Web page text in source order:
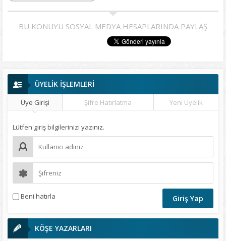
BU KONUYU SOSYAL MEDYA HESAPLARINDA PAYLAŞ
ÜYELİK İŞLEMLERİ
Üye Girişi Şifre Hatırlatma Yeni Üyelik
Lütfen giriş bilgilerinizi yazınız.
Beni hatırla
KÖŞE YAZARLARI